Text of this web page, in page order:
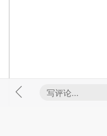
写评论...